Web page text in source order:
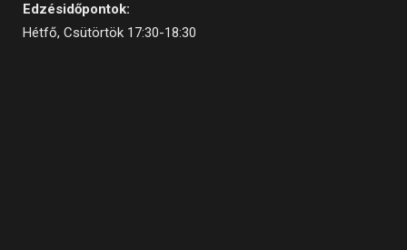
Edzésidőpontok:
Hétfő, Csütörtök 17:30-18:30